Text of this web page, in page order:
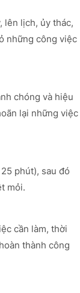
lên lịch, ủy thác,
những công việc
chóng và hiệu
lại những việc
phút), sau đó
mỏi.
cần làm, thời
thành công